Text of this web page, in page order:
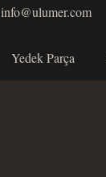
info@ulumer.com
Yedek Parça